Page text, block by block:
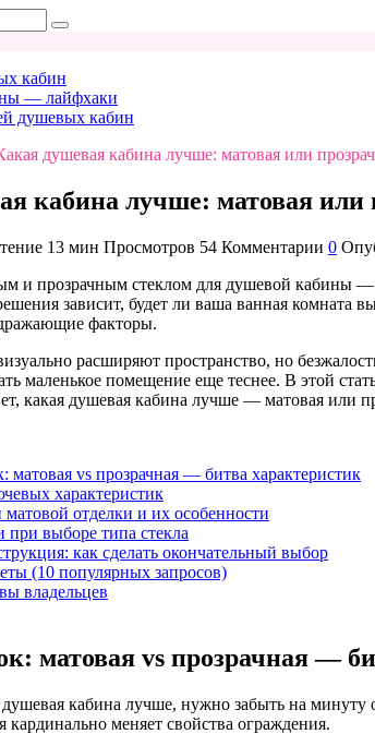
кабин
— лайфхаки
душевых кабин
душевая кабина лучше: матовая или
кабина лучше: матовая
13 мин Просмотров 54 Комментарии 0
и прозрачным стеклом для душевой кабины —
зависит, будет ли ваша ванная комната
факторы.
расширяют пространство, но
маленькое помещение еще теснее. В этой
какая душевая кабина лучше — матовая или
матовая vs прозрачная — битва характеристик
характеристик
матовой отделки и их особенности
выборе типа стекла
как сделать окончательный выбор
(10 популярных запросов)
владельцев
матовая vs прозрачная —
кабина лучше, нужно забыть на минуту
кардинально меняет свойства ограждения.